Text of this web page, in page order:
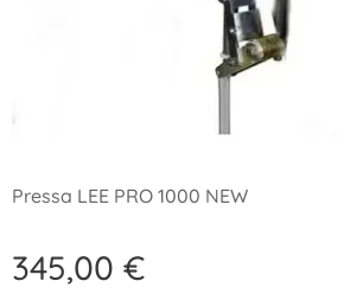
Pressa LEE PRO 1000 NEW
345,00 €